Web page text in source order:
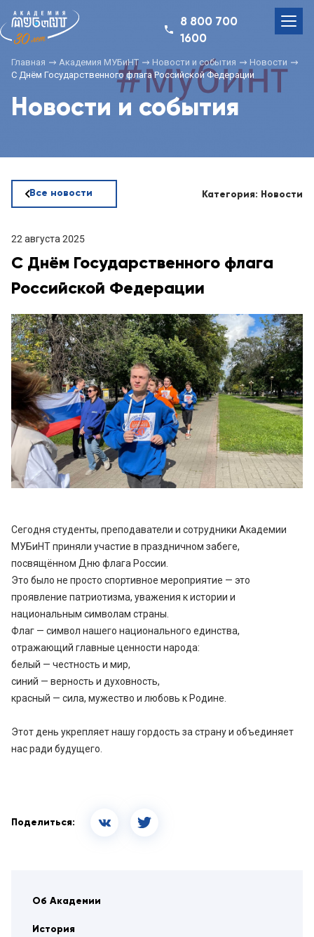
8 800 700
1600
Главная Академия МУБиНТ Новости и события
Новости
С Днём Государственного флага Российской Федерации
Новости и события
Об Академии
История
Все новости Категория: Новости
22 августа 2025
С Днём Государственного флага
Российской Федерации
Сегодня студенты, преподаватели и сотрудники Академии
МУБиНТ приняли участие в праздничном забеге,
посвящённом Дню флага России.
Это было не просто спортивное мероприятие — это
проявление патриотизма, уважения к истории и
национальным символам страны.
Флаг — символ нашего национального единства,
отражающий главные ценности народа:
белый — честность и мир,
синий — верность и духовность,
красный — сила, мужество и любовь к Родине.
Этот день укрепляет нашу гордость за страну и объединяет
нас ради будущего.
Поделиться: